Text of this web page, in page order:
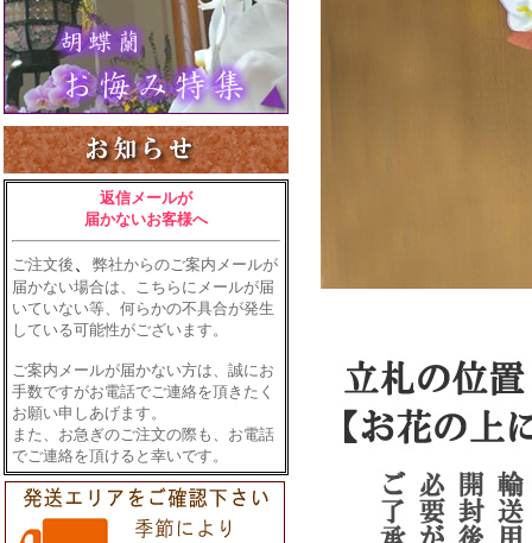
返信メールが
届かないお客様へ
ご注文後
弊社からのご案内メールが
届かない場合は、こちらにメールが届
いていない等、何らかの不具合が発生
している可能性がございます。
ご案内メールが届かない方は、誠にお
手数ですがお電話でご連絡を頂きたく
お願い申しあげます。
また、お急ぎのご注文の際も、お電話
でご連絡を頂けると幸いです。